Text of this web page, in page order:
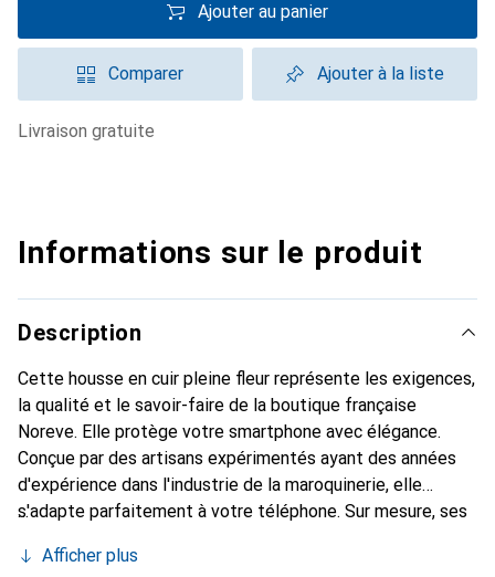
Ajouter au panier
Comparer Ajouter à la liste
livraison gratuite
Informations sur le produit
Description
Cette housse en cuir pleine fleur représente les exigences,
la qualité et le savoir-faire de la boutique française
Noreve. Elle protège votre smartphone avec élégance.
Conçue par des artisans expérimentés ayant des années
d'expérience dans l'industrie de la maroquinerie, elle
s'adapte parfaitement à votre téléphone. Sur mesure, ses
peau. Elle devient l'accessoire chic et indispensable pour
Afficher plus